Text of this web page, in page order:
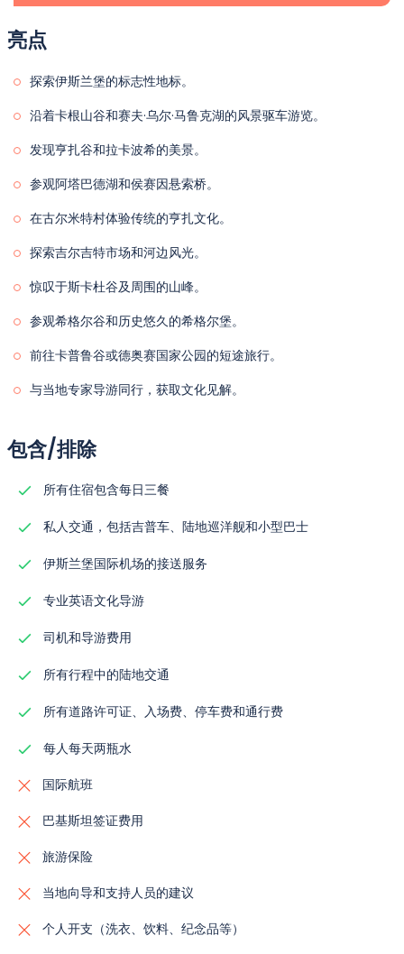
片超现实的风景中享用野餐午餐，然后返回Skardu。
在Skardu过夜。
住宿：双人共享房间
Virsa Museum、Centaurus Mall或当地市场。享受最后
一个晚上，与团队共进晚餐，回顾您在北巴基斯坦的导游团
在伊斯兰堡过夜。
住宿：双人共享房间
束您在北巴基斯坦的难忘旅程，带着高耸的山峰、碧蓝的湖
泊、郁郁葱葱的山谷和丰富的文化体验的回忆。
亮点
探索伊斯兰堡的标志性地标。
沿着卡根山谷和赛夫·乌尔·马鲁克湖的风景驱车游览。
发现亨扎谷和拉卡波希的美景。
参观阿塔巴德湖和侯赛因悬索桥。
在古尔米特村体验传统的亨扎文化。
探索吉尔吉特市场和河边风光。
惊叹于斯卡杜谷及周围的山峰。
参观希格尔谷和历史悠久的希格尔堡。
前往卡普鲁谷或德奥赛国家公园的短途旅行。
与当地专家导游同行，获取文化见解。
包含/排除
所有住宿包含每日三餐
私人交通，包括吉普车、陆地巡洋舰和小型巴士
伊斯兰堡国际机场的接送服务
专业英语文化导游
司机和导游费用
所有行程中的陆地交通
所有道路许可证、入场费、停车费和通行费
每人每天两瓶水
国际航班
巴基斯坦签证费用
旅游保险
当地向导和支持人员的建议
个人开支（洗衣、饮料、纪念品等）